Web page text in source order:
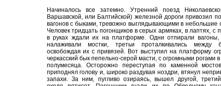
Начиналось все затемно. Утренний поезд
Варшавской, или Балтийской) железной дороги привозил
вагонов с быками, тревожно выглядывающими в небольшие
Человек тридцать погонщиков в серых армяках, в лаптях, с
в руках ждали их на платформе. Одни отпирали вагоны,
налаживали мостки, третьи проталкивались между
освобождая их с привязей. Вот выступил на платформу
черкасский бык пепельно-серой масти, с огромными рогами
полумесяца. Осторожно переступая по каменной
приподнял голову и, широко раздувая ноздри, втянул
запахи. За ним, пугливо озираясь, вышел другой,